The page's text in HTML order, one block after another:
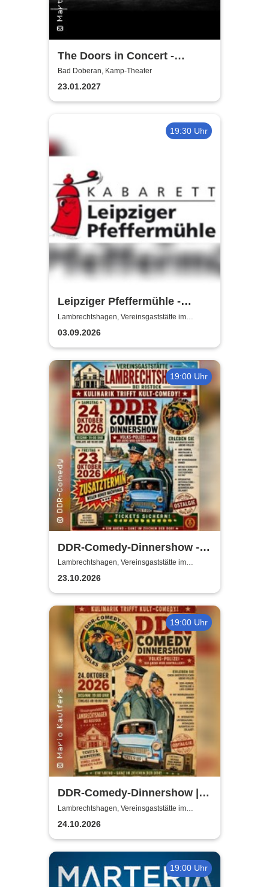
The Doors in Concert -
Authentic Tribute Band
Bad Doberan, Kamp-Theater
23.01.2027
19:30 Uhr
Leipziger Pfeffermühle -
Satire mit Biss
Lambrechtshagen, Vereinsgaststätte im
Gemeindezentrum Lambrechtshagen
03.09.2026
19:00 Uhr
DDR-Comedy-Dinnershow -
ZUSATZSHOW
Lambrechtshagen, Vereinsgaststätte im
Gemeindezentrum Lambrechtshagen
23.10.2026
19:00 Uhr
DDR-Comedy-Dinnershow |
Kulinarik trifft Kult-Comedy
Lambrechtshagen, Vereinsgaststätte im
Gemeindezentrum Lambrechtshagen
24.10.2026
19:00 Uhr